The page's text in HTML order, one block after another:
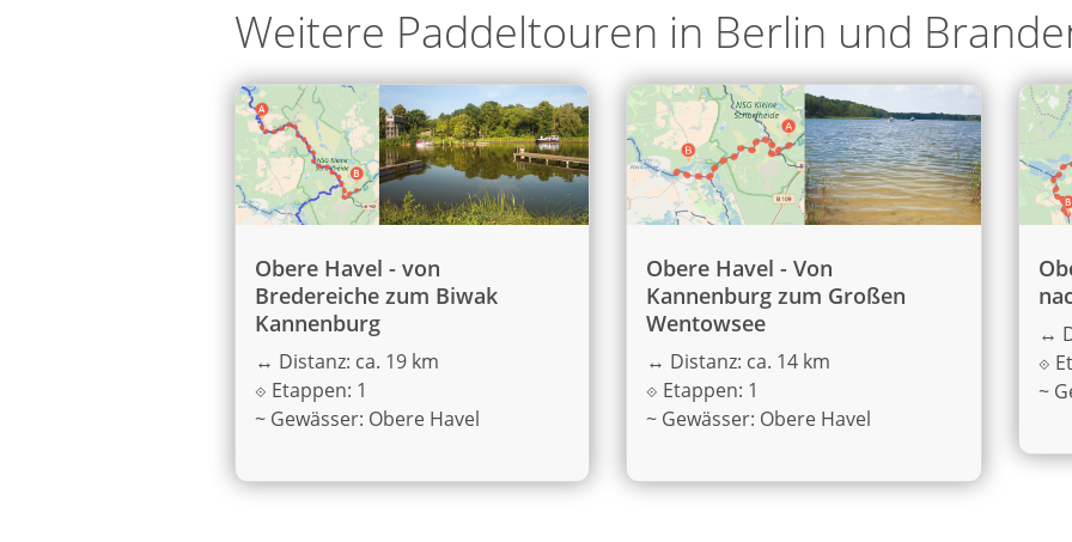
Weitere Paddeltouren in Berlin und
Obere Havel - von
Bredereiche zum Biwak
Kannenburg
↔ Distanz: ca. 19 km
⟐ Etappen: 1
~ Gewässer: Obere Havel
Obere Havel - Von
Kannenburg zum Großen
Wentowsee
↔ Distanz: ca. 14 km
⟐ Etappen: 1
~ Gewässer: Obere Havel
↔
⟐
~